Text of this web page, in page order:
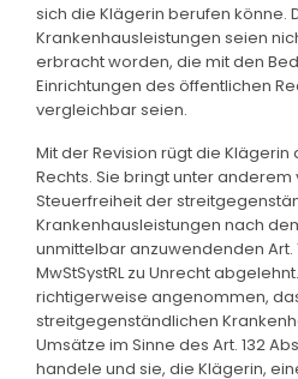
sich die Klägerin berufen könne.
Krankenhausleistungen seien
erbracht worden, die mit den
Einrichtungen des öffentlichen
vergleichbar seien.
Mit der Revision rügt die
Rechts. Sie bringt unter anderem
Steuerfreiheit der
Krankenhausleistungen nach
unmittelbar anzuwendenden Art.
MwStSystRL zu Unrecht
richtigerweise angenommen,
streitgegenständlichen
Umsätze im Sinne des Art. 132
handele und sie, die Klägerin,